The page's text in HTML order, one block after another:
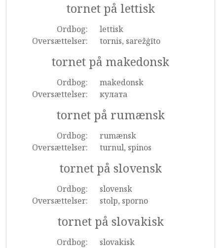
tornet på lettisk
Ordbog:
lettisk
Oversættelser:
tornis, sarežģīto
tornet på makedonsk
Ordbog:
makedonsk
Oversættelser:
кулата
tornet på rumænsk
Ordbog:
rumænsk
Oversættelser:
turnul, spinos
tornet på slovensk
Ordbog:
slovensk
Oversættelser:
stolp, sporno
tornet på slovakisk
Ordbog:
slovakisk